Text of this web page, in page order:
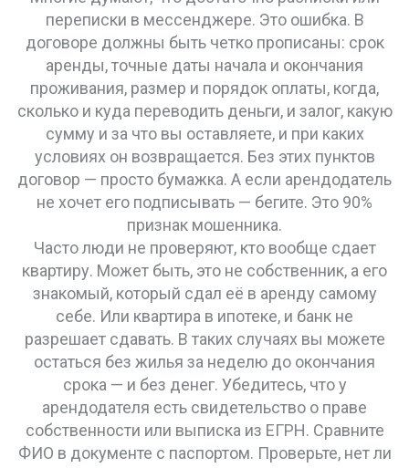
переписки в мессенджере. Это ошибка. В
договоре должны быть четко прописаны: срок
аренды,точные даты начала и окончания
проживания, размер и порядок оплаты, когда,
сколько и куда переводить деньги, и залог, какую
сумму и за что вы оставляете, и при каких
условиях он возвращается. Без этих пунктов
договор — просто бумажка. А если арендодатель
не хочет его подписывать — бегите. Это 90%
признак мошенника.
Часто люди не проверяют, кто вообще сдает
квартиру. Может быть, это не собственник, а его
знакомый, который сдал её в аренду самому
себе. Или квартира в ипотеке, и банк не
разрешает сдавать. В таких случаях вы можете
остаться без жилья за неделю до окончания
срока — и без денег. Убедитесь, что у
арендодателя есть свидетельство о праве
собственности или выписка из ЕГРН. Сравните
ФИО в документе с паспортом. Проверьте, нет ли